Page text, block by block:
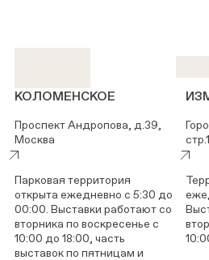
КОЛОМЕНСКОЕ
Проспект Андропова, д.39,
Москва
Парковая территория
открыта ежедневно с 5:30 до
00:00. Выставки работают со
вторника по воскресенье с
10:00 до 18:00, часть
выставок по пятницам и